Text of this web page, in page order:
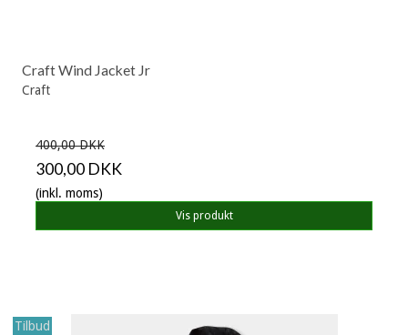
Craft Wind Jacket Jr
Craft
400,00 DKK
300,00 DKK
(inkl. moms)
Vis produkt
Tilbud